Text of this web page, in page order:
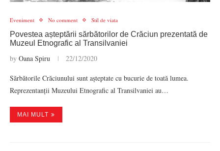
Eveniment No comment Stil de viata
Povestea așteptării sărbătorilor de Crăciun prezentată de
Muzeul Etnografic al Transilvaniei
by Oana Spiru 22/12/2020
Sărbătorile Crăciunului sunt așteptate cu bucurie de toată lumea.
Reprezentanții Muzeului Etnografic al Transilvaniei au…
MAI MULT